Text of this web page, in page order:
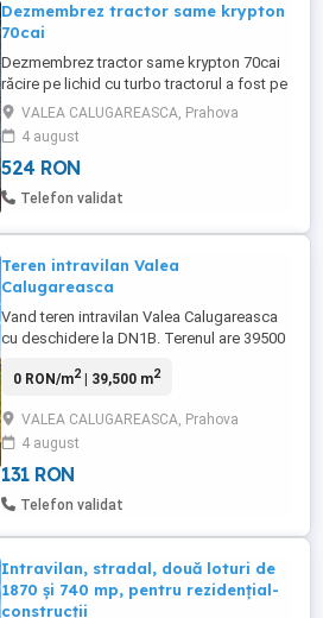
Dezmembrez tractor same krypton
70cai
Dezmembrez tractor same krypton 70cai
răcire pe lichid cu turbo tractorul a fost pe
șenile.800 ore de funcționare.
VALEA CALUGAREASCA, Prahova
4 august
524 RON
Telefon validat
Teren intravilan Valea
Calugareasca
Vand teren intravilan Valea Calugareasca
cu deschidere la DN1B. Terenul are 39500
0 RON/m2| 39,500 m2
VALEA CALUGAREASCA, Prahova
4 august
131 RON
Telefon validat
Intravilan, stradal, două loturi de
1870 și 740 mp, pentru rezidențial-
construcții